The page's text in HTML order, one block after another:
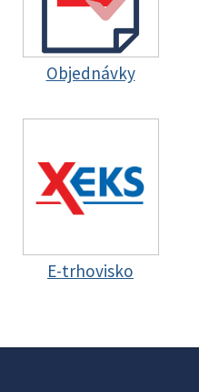
Objednávky
E-trhovisko